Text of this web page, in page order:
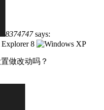
8374747 says:
做改动吗？